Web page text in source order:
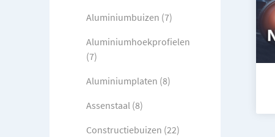
Aluminiumbuizen (7)
Aluminiumhoekprofielen
(7)
Aluminiumplaten (8)
Assenstaal (8)
Constructiebuizen (22)